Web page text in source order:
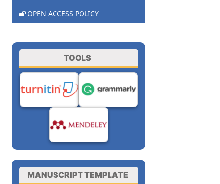
OPEN ACCESS POLICY
TOOLS
MANUSCRIPT TEMPLATE